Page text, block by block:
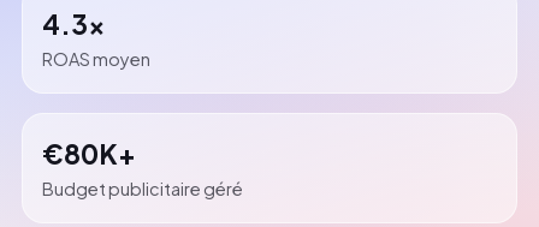
4.3x
ROAS moyen
€80K+
Budget publicitaire géré